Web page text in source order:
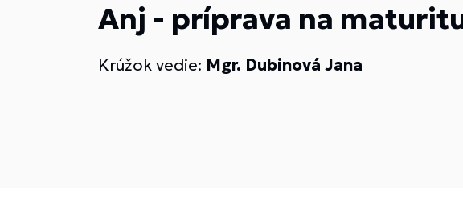
Anj - príprava na
Krúžok vedie: Mgr. Dubinová Jana